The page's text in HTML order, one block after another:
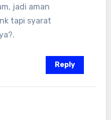
jadi aman
tapi syarat
Reply